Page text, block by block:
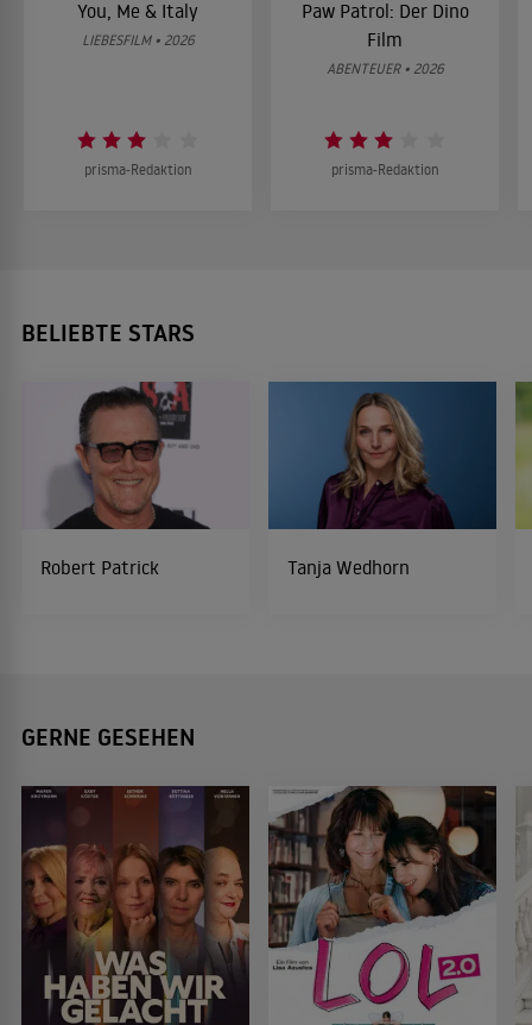
You, Me & Italy
LIEBESFILM • 2026
prisma-Redaktion
Paw Patrol: Der Dino
Film
ABENTEUER • 2026
prisma-Redaktion
BELIEBTE STARS
Robert Patrick Tanja Wedhorn
GERNE GESEHEN